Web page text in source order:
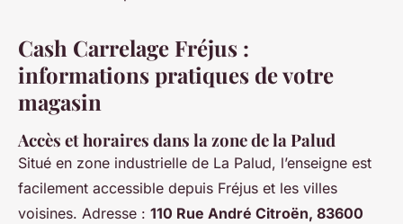
Cash Carrelage Fréjus :
informations pratiques de votre
magasin
Accès et horaires dans la zone de la Palud
Situé en zone industrielle de La Palud, l’enseigne est
facilement accessible depuis Fréjus et les villes
voisines. Adresse : 110 Rue André Citroën, 83600